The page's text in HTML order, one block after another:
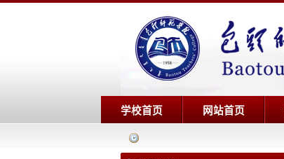
学校首页 网站首页